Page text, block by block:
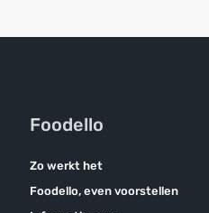
Foodello
Zo werkt het
Foodello, even voorstellen